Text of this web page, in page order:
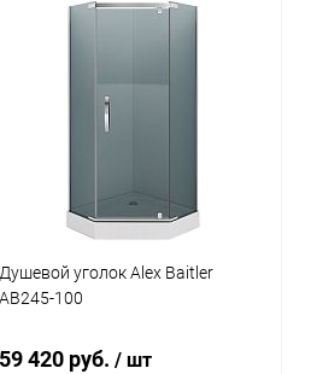
Душевой уголок Alex Baitler
AB245-100
59 420 руб./ шт